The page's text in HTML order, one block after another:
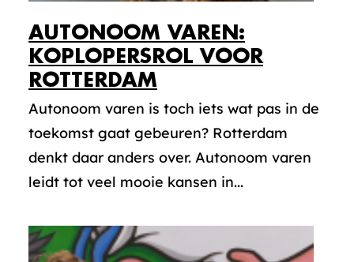
AUTONOOM VAREN:
KOPLOPERSROL VOOR
ROTTERDAM
Autonoom varen is toch iets wat pas in de
toekomst gaat gebeuren? Rotterdam
denkt daar anders over. Autonoom varen
leidt tot veel mooie kansen in...